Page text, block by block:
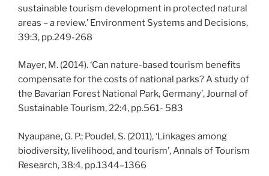
sustainable tourism development in protected natural
areas – a review.’ Environment Systems and Decisions,
39:3, pp.249-268
Mayer, M. (2014). ‘Can nature-based tourism benefits
compensate for the costs of national parks? A study of
the Bavarian Forest National Park, Germany’, Journal of
Sustainable Tourism, 22:4, pp.561- 583
Nyaupane, G. P.; Poudel, S. (2011), ‘Linkages among
biodiversity, livelihood, and tourism’, Annals of Tourism
Research, 38:4, pp.1344–1366